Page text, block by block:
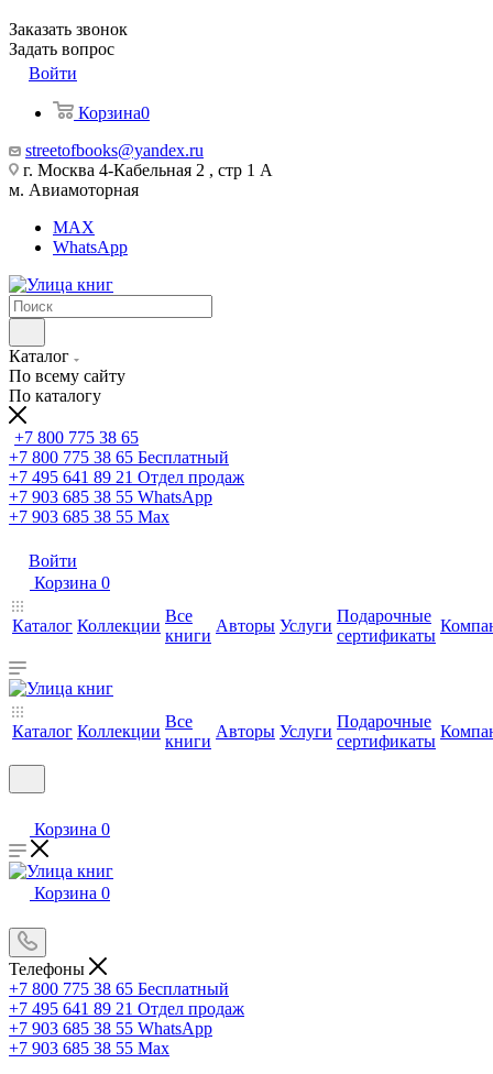
Заказать звонок
Задать вопрос
Войти
Корзина0
streetofbooks@yandex.ru
г. Москва 4-Кабельная 2 , стр 1 А
м. Авиамоторная
MAX
WhatsApp
Каталог
По всему сайту
По каталогу
+7 800 775 38 65
+7 800 775 38 65 Бесплатный
+7 495 641 89 21 Отдел продаж
+7 903 685 38 55 WhatsApp
+7 903 685 38 55 Max
Войти
Корзина 0
Каталог Коллекции
Все
книги
Авторы Услуги
Подарочные
сертификаты
Каталог Коллекции
Все
книги
Авторы Услуги
Подарочные
сертификаты
Корзина 0
Корзина 0
Телефоны
+7 800 775 38 65 Бесплатный
+7 495 641 89 21 Отдел продаж
+7 903 685 38 55 WhatsApp
+7 903 685 38 55 Max